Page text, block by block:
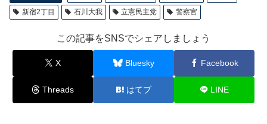
新宿2丁目
石川大我 立憲民主党 警察官
この記事をSNSでシェアしましょう
X Bluesky Facebook
Threads はてブ LINE